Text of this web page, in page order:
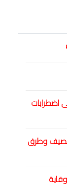
اضطرابات
وطرق